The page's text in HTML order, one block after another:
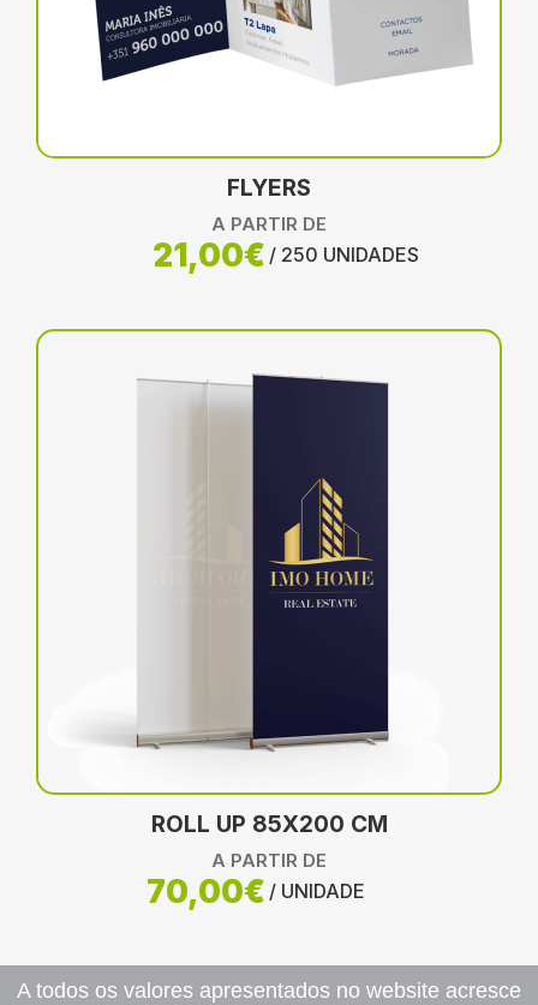
FLYERS
A PARTIR DE
21,00€ / 250 UNIDADES
ROLL UP 85X200 CM
A PARTIR DE
70,00€ / UNIDADE
A todos os valores apresentados no website acresce